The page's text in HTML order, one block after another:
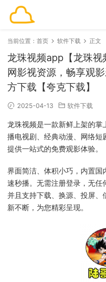
当前位置： 首页 软件下载 正文
龙珠视频app【龙珠视
网影视资源，畅享观
方下载【夸克下载】
2025-04-13 软件下载
龙珠视频是一款新鲜上架的
播电视剧、经典动漫、网络
提供一站式的免费观影体验。
界面简洁、体积小巧，内置
速秒播。无需注册登录，无任
并且支持下载、换源、投屏
新不断，为您精彩呈现。